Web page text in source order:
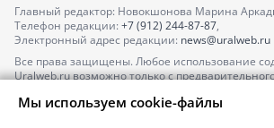
Главный редактор: Новокшонова Марина
Телефон редакции: +7 (912) 244-87-87,
Электронный адрес редакции: news@uralweb.ru
Все права защищены. Любое использование
Uralweb.ru возможно только с
По вопросам размещения рекламы
Мы используем cookie-файлы